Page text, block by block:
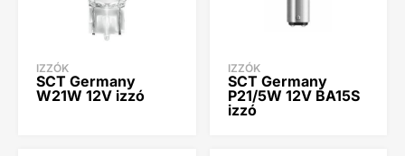
IZZÓK
SCT Germany
W21W 12V izzó
IZZÓK
SCT Germany
P21/5W 12V BA15S
izzó